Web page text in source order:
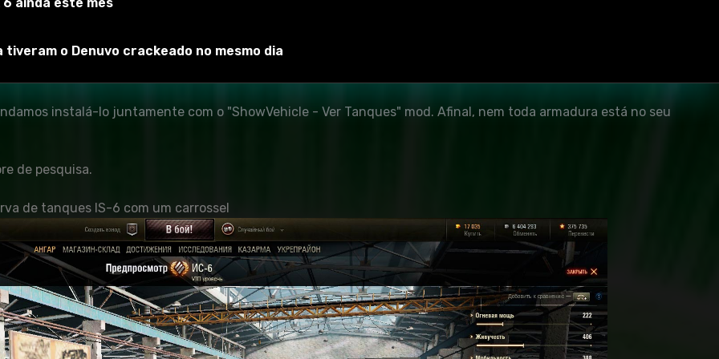
está disponível no multipack ProTanki. Isso é devido ao fato de que nem todos querem instalar um mod pack
aqueles que já o estão usando.
instalá-lo juntamente com o "ShowVehicle - Ver Tanques" mod. Afinal, nem toda armadura está no seu
de pesquisa.
de tanques IS-6 com um carrossel
o Denuvo crackeado no mesmo dia